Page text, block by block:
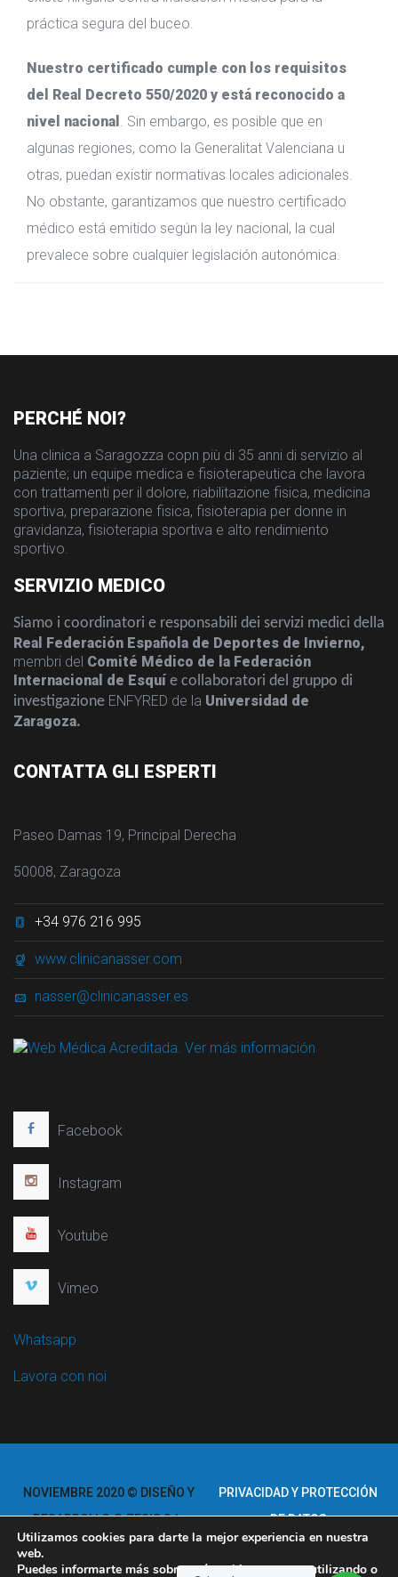
práctica segura del buceo.
Nuestro certificado cumple con los requisitos
del Real Decreto 550/2020 y está reconocido a
nivel nacional
. Sin embargo, es posible que en
algunas regiones, como la Generalitat Valenciana u
otras, puedan existir normativas locales adicionales.
No obstante, garantizamos que nuestro certificado
médico está emitido según la ley nacional, la cual
prevalece sobre cualquier legislación autonómica.
PERCHÉ NOI?
Una clinica a Saragozza copn più di 35 anni di servizio al
paziente; un equipe medica e fisioterapeutica che lavora
con trattamenti per il dolore, riabilitazione fisica, medicina
sportiva, preparazione fisica, fisioterapia per donne in
gravidanza, fisioterapia sportiva e alto rendimiento
sportivo.
SERVIZIO MEDICO
Siamo i coordinatori e responsabili dei servizi medici della
Real Federación Española de Deportes de Invierno,
membri del Comité Médico de la Federación
Internacional de Esquí e collaboratori del gruppo di
investigazione ENFYRED de la Universidad de
Zaragoza.
CONTATTA GLI ESPERTI
Paseo Damas 19, Principal Derecha
50008, Zaragoza
+34 976 216 995
www.clinicanasser.com
nasser@clinicanasser.es
Facebook
Instagram
Youtube
Vimeo
Whatsapp
Lavora con noi
NOVIEMBRE 2020 © DISEÑO Y
DESARROLLO © ZESIS S.L.
TODOS LOS DERECHOS
RESERVADOS.
PRIVACIDAD Y PROTECCIÓN
DE DATOS
AVISO LEGAL
CÓDIGO DE BUENA
Utilizamos cookies para darte la mejor experiencia en nuestra
web.
Puedes informarte más sobre qué cookies estamos utilizando o